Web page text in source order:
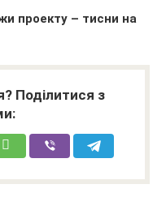
проекту – тисни на
Поділитися з